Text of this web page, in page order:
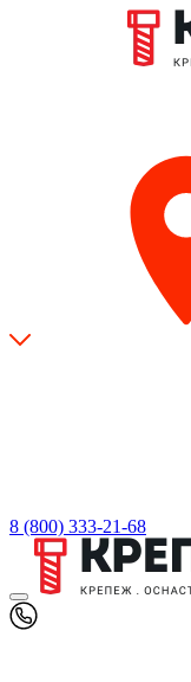
8 (800) 333-21-68